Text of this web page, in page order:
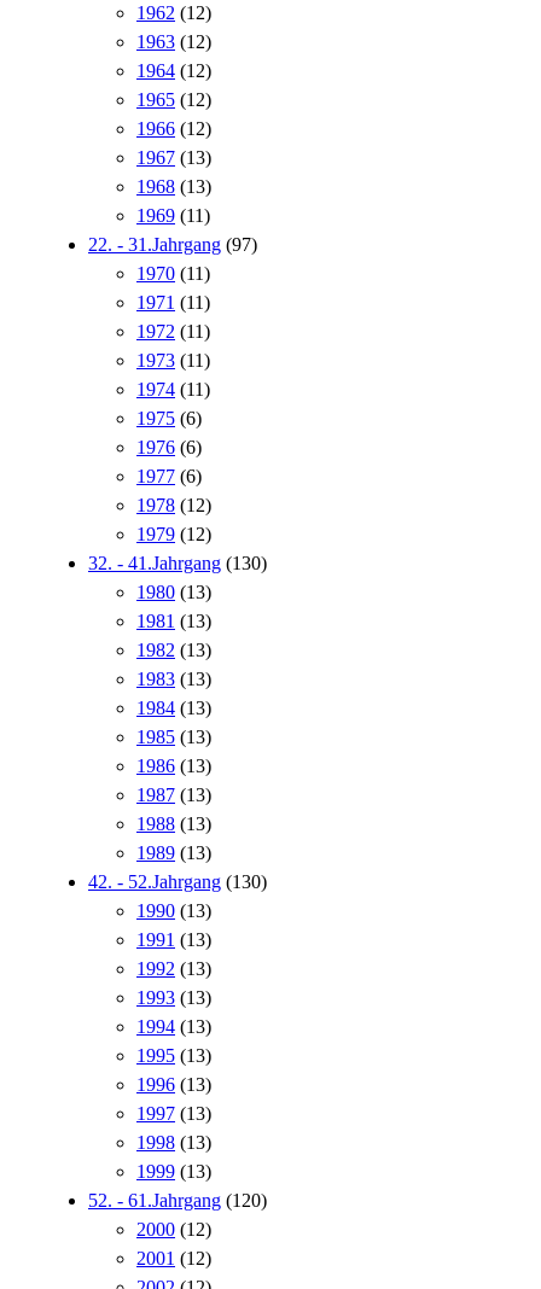
1962 (12)
1963 (12)
1964 (12)
1965 (12)
1966 (12)
1967 (13)
1968 (13)
1969 (11)
22. - 31.Jahrgang (97)
1970 (11)
1971 (11)
1972 (11)
1973 (11)
1974 (11)
1975 (6)
1976 (6)
1977 (6)
1978 (12)
1979 (12)
32. - 41.Jahrgang (130)
1980 (13)
1981 (13)
1982 (13)
1983 (13)
1984 (13)
1985 (13)
1986 (13)
1987 (13)
1988 (13)
1989 (13)
42. - 52.Jahrgang (130)
1990 (13)
1991 (13)
1992 (13)
1993 (13)
1994 (13)
1995 (13)
1996 (13)
1997 (13)
1998 (13)
1999 (13)
52. - 61.Jahrgang (120)
2000 (12)
2001 (12)